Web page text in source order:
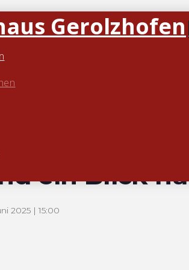
Veranstaltung hat bereits stattgefunden.
Pfarrer
ein Blick
2025 | 15:00